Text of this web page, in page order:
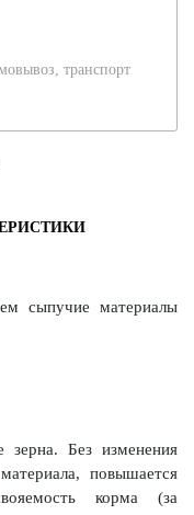
транспорт
сыпучие материалы
зерна. Без изменения
повышается
корма (за